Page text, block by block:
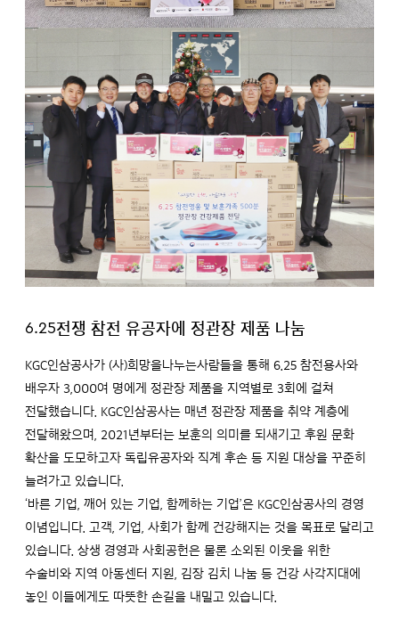
6.25전쟁 참전 유공자에 정관장 제품 나눔
KGC인삼공사가 (사)희망을나누는사람들을 통해 6.25 참전용사와
배우자 3,000여 명에게 정관장 제품을 지역별로 3회에 걸쳐
전달했습니다. KGC인삼공사는 매년 정관장 제품을 취약 계층에
전달해왔으며, 2021년부터는 보훈의 의미를 되새기고 후원 문화
확산을 도모하고자 독립유공자와 직계 후손 등 지원 대상을 꾸준히
늘려가고 있습니다.
‘바른 기업, 깨어 있는 기업, 함께하는 기업’은 KGC인삼공사의 경영
이념입니다. 고객, 기업, 사회가 함께 건강해지는 것을 목표로 달리고
있습니다. 상생 경영과 사회공헌은 물론 소외된 이웃을 위한
수술비와 지역 아동센터 지원, 김장 김치 나눔 등 건강 사각지대에
놓인 이들에게도 따뜻한 손길을 내밀고 있습니다.